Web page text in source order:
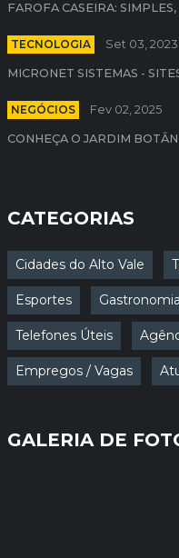
FAROFA CASEIRA:
TECNOLOGIA Set 03, 2023
MICRONET SISTEMAS -
NEGÓCIOS Fev 02, 2025
CONHEÇA O JARDIM
CATEGORIAS
Cidades do Alto Vale
Esportes Gastronomia
Telefones Úteis
Empregos / Vagas
GALERIA DE